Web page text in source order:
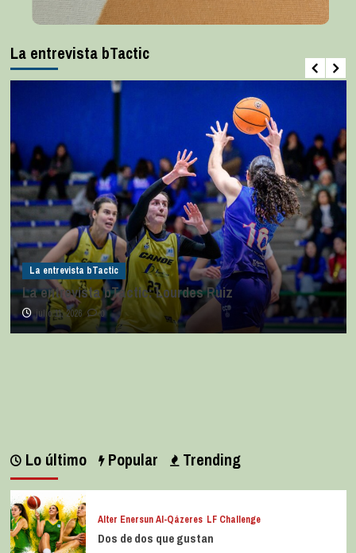
La entrevista bTactic
La entrevista bTactic
La entrevista bTactic: Lourdes Ruiz
julio 11, 2026 0
Lo último Popular Trending
Alter Enersun Al-Qázeres LF Challenge
Dos de dos que gustan